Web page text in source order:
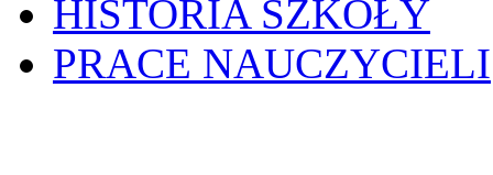
HISTORIA SZKOŁY
PRACE NAUCZYCIELI